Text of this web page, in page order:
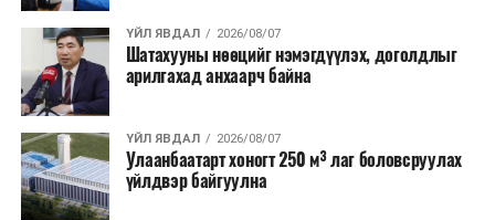
талаас илүү нь Орегон болон Вашингтон мужид
бүртгэгдсэн байна. Цаг уурын байгууллагууд ойрын
өдрүүдэд агаарын температур дахин огцом
нэмэгдэж, хуурайшилт эрчимжих төлөвтэй байгааг
анхааруулсан бөгөөд энэ нь гал унтраах ажиллагаанд
шинэ сорилт учруулж болзошгүйг онцолжээ.
ҮЙЛ ЯВДАЛ 2026/08/07
Шатахууны нөөцийг нэмэгдүүлэх, доголдлыг
арилгахад анхаарч байна
ҮЙЛ ЯВДАЛ 2026/08/07
Улаанбаатарт хоногт 250 м³ лаг боловсруулах
үйлдвэр байгуулна